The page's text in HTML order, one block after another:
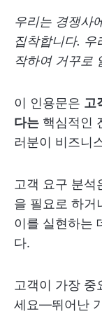
우리는 경쟁사
집착합니다. 우
작하여 거꾸로
이 인용문은 고
다는 핵심적인
러분이 비즈니
고객 요구 분석
을 필요로 하거
이를 실현하는
다.
고객이 가장 중
세요—뛰어난